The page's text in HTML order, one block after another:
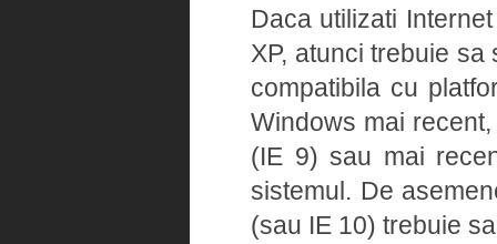
Daca utilizati
XP, atunci trebuie
compatibila cu
Windows mai
(IE 9) sau mai
sistemul. De
(sau IE 10) trebuie